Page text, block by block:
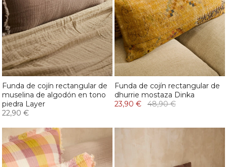
Funda de cojín rectangular de
muselina de algodón en tono
piedra Layer
22,90 €
Funda de cojín rectangular de
dhurrie mostaza Dinka
23,90 €
48,90 €